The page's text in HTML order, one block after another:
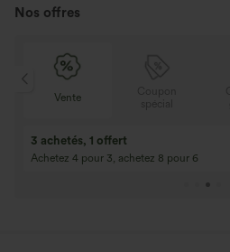
Nos offres
Vente
3 achetés, 1 offert
Achetez 4 pour 3, achetez 8 pour 6